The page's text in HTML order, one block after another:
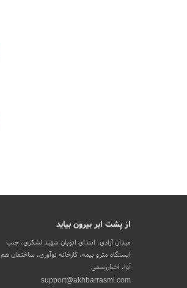
از پشت ابر بیرون بیاید
میدان آزادی، ابتدای اتوبان شهید لشکری، جنب
ایستگاه مترو بیمه، کارخانه نوآوری، ساختمان هم
آوا، اخباررسمی
support@akhbarrasmi.com